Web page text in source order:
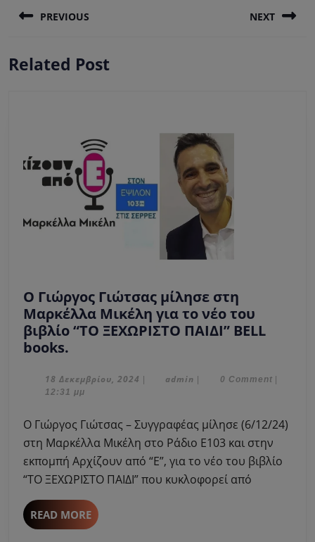
άρθρων
PREVIOUS
post:
NEXT
Related Post
Ο Γιώργος Γιώτσας μίλησε στη
Μαρκέλλα Μικέλη για το νέο του
βιβλίο “ΤΟ ΞΕΧΩΡΙΣΤΟ ΠΑΙΔΙ” BELL
books.
Γιώτσας
μίλησε
Μαρκέλλα
Μικέλη
για
το
νέο
του
βιβλίο
18 Δεκεμβρίου, 2024 18| admin admin
| 0 Comment |
12:31 μμ
Ο Γιώργος Γιώτσας – Συγγραφέας μίλησε (6/12/24)
στη Μαρκέλλα Μικέλη στο Ράδιο Ε103 και στην
εκπομπή Αρχίζουν από “Ε”, για το νέο του βιβλίο
“ΤΟ ΞΕΧΩΡΙΣΤΟ ΠΑΙΔΙ” που κυκλοφορεί από
READ MOREREAD
MORE